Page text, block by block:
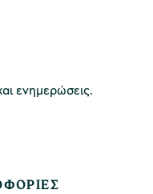
ενημερώσεις.